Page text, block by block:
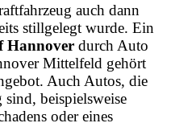
auch dann
stillgelegt wurde. Ein
Hannover durch Auto
Mittelfeld gehört
Auch Autos, die
beispielsweise
oder eines